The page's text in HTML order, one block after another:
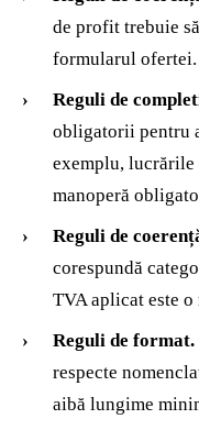
de profit trebuie
formularul ofertei.
Reguli de
obligatorii pentru
exemplu,
manoperă
Reguli de
corespundă
TVA aplicat este o
Reguli de format.
respecte
aibă lungime